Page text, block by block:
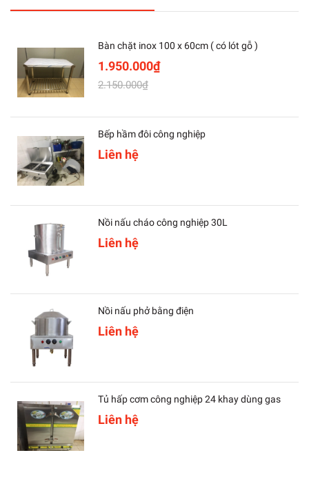
Bàn chặt inox 100 x 60cm ( có lót gỗ )
1.950.000₫
2.150.000₫
Bếp hầm đôi công nghiệp
Liên hệ
Nồi nấu cháo công nghiệp 30L
Liên hệ
Nồi nấu phở bằng điện
Liên hệ
Tủ hấp cơm công nghiệp 24 khay dùng gas
Liên hệ